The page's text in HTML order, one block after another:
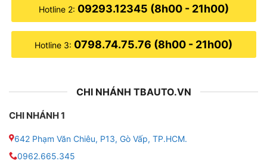
Hotline 2: 09293.12345 (8h00 - 21h00)
Hotline 3: 0798.74.75.76 (8h00 - 21h00)
CHI NHÁNH TBAUTO.VN
CHI NHÁNH 1
642 Phạm Văn Chiêu, P13, Gò Vấp, TP.HCM.
0962.665.345